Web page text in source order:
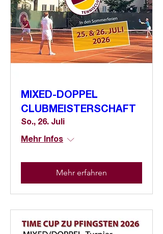
MIXED-DOPPEL
CLUBMEISTERSCHAFT
So., 26. Juli
Mehr Infos
Mehr erfahren